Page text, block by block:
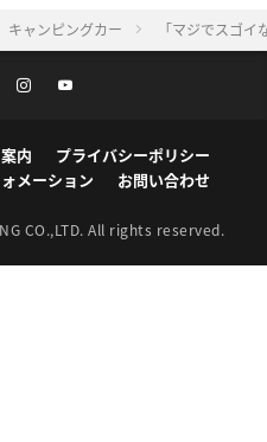
キャンピングカー 「マジでスゴ
内
プライバシーポリシー
メーション お問い合わせ
CO.,LTD. All rights reserved.